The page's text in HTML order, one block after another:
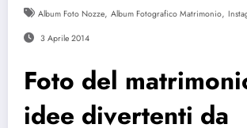
Album Foto Nozze, Album Fotografico Matrimonio,
3 Aprile 2014
Foto del
idee divertenti da